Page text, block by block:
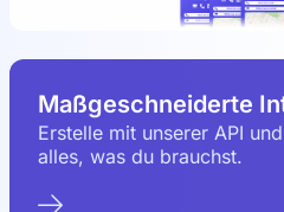
Maßgeschneiderte
Erstelle mit unserer API
alles, was du brauchst.